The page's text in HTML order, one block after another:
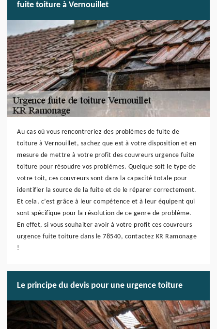
fuite toiture à Vernouillet
Au cas où vous rencontreriez des problèmes de fuite de
toiture à Vernouillet, sachez que est à votre disposition et en
mesure de mettre à votre profit des couvreurs urgence fuite
toiture pour résoudre vos problèmes. Quelque soit le type de
votre toit, ces couvreurs sont dans la capacité totale pour
identifier la source de la fuite et de le réparer correctement.
Et cela, c’est grâce à leur compétence et à leur équipent qui
sont spécifique pour la résolution de ce genre de problème.
En effet, si vous souhaiter avoir à votre profit ces couvreurs
urgence fuite toiture dans le 78540, contactez KR Ramonage
!
Le principe du devis pour une urgence toiture